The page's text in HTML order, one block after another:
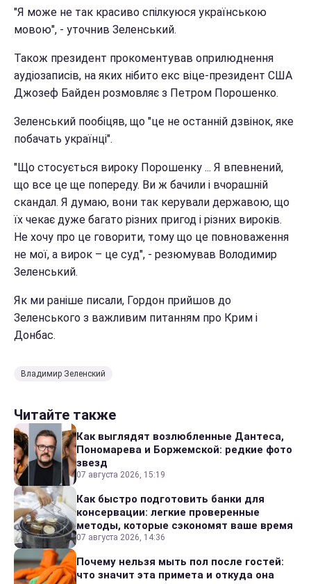
"Я може не так красиво спілкуюся українською
мовою", - уточнив Зеленський.
Також президент прокоментував оприлюднення
аудіозаписів, на яких нібито екс віце-президент США
Джозеф Байден розмовляє з Петром Порошенко.
Зеленський пообіцяв, що "це не останній дзвінок, яке
побачать українці".
"Що стосується вироку Порошенку ... Я впевнений,
що все це ще попереду. Ви ж бачили і вчорашній
скандал. Я думаю, вони так керували державою, що
їх чекає дуже багато різних пригод і різних вироків.
Не хочу про це говорити, тому що це повноваження
не мої, а вирок – це суд", - резюмував Володимир
Зеленський.
Як ми раніше писали, Гордон прийшов до
Зеленського з важливим питанням про Крим і
Донбас.
Владимир Зеленский
Читайте также
Как выглядят возлюбленные Дантеса,
Пономарева и Боржемской: редкие фото
звезд
07 августа 2026, 15:19
Как быстро подготовить банки для
консервации: легкие проверенные
методы, которые сэкономят ваше время
07 августа 2026, 14:36
Почему нельзя мыть пол после гостей:
что значит эта примета и откуда она